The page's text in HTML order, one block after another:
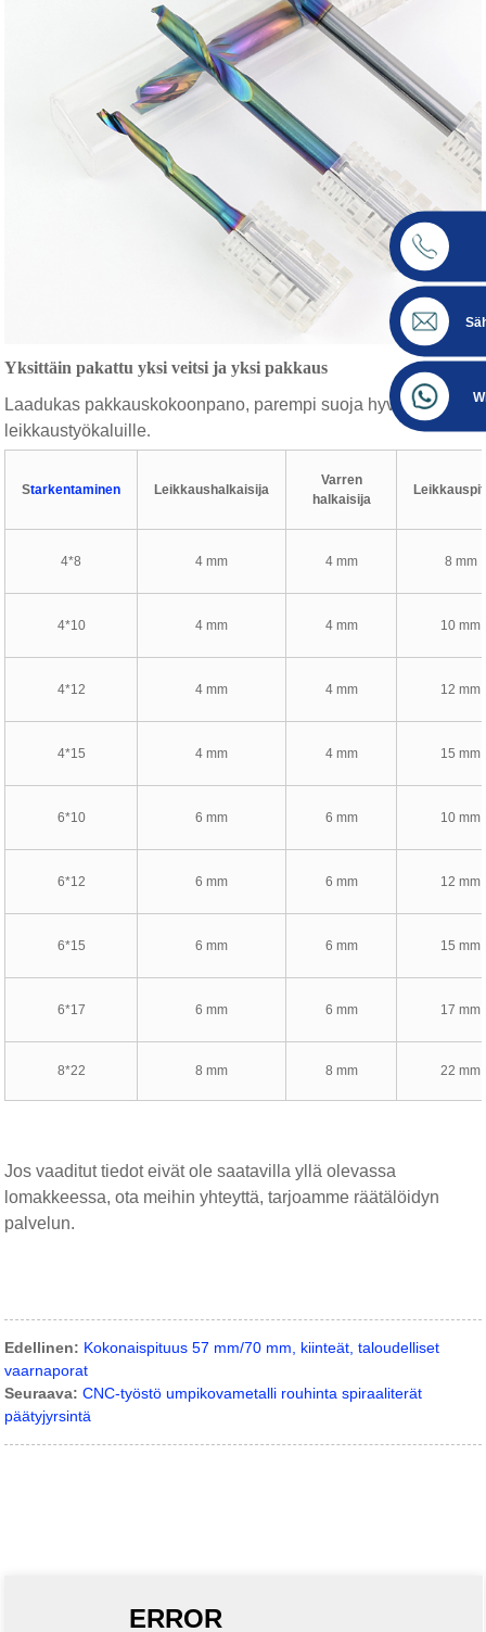
Yksittäin pakattu yksi veitsi ja yksi pakkaus
Laadukas pakkauskokoonpano, parempi suoja hyville
leikkaustyökaluille.
Starkentaminen Leikkaushalkaisija
Varren
halkaisija
4*8 4 mm 4 mm 8 mm
4*10 4 mm 4 mm 10 mm
4*12 4 mm 4 mm 12 mm
4*15 4 mm 4 mm 15 mm
6*10 6 mm 6 mm 10 mm
6*12 6 mm 6 mm 12 mm
6*15 6 mm 6 mm 15 mm
6*17 6 mm 6 mm 17 mm
8*22 8 mm 8 mm 22 mm
Jos vaaditut tiedot eivät ole saatavilla yllä olevassa
lomakkeessa, ota meihin yhteyttä, tarjoamme räätälöidyn
palvelun.
Edellinen: Kokonaispituus 57 mm/70 mm, kiinteät, taloudelliset
vaarnaporat
Seuraava: CNC-työstö umpikovametalli rouhinta spiraaliterät
päätyjyrsintä